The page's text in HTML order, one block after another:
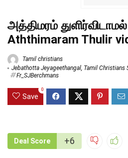
அத்திமரம்
Aththimaram Thulir
Tamil christians
Jebathotta Jeyageethangal, Tamil Christians
Fr_SJBerchmans
Save
0
Deal Score +6